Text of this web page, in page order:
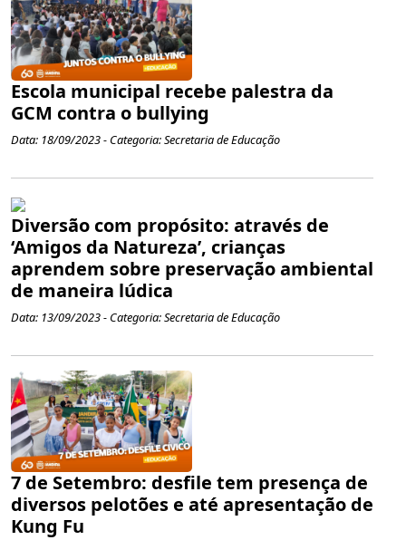
Escola municipal recebe palestra da
GCM contra o bullying
Data: 18/09/2023 - Categoria: Secretaria de Educação
Diversão com propósito: através de
‘Amigos da Natureza’, crianças
aprendem sobre preservação ambiental
de maneira lúdica
Data: 13/09/2023 - Categoria: Secretaria de Educação
7 de Setembro: desfile tem presença de
diversos pelotões e até apresentação de
Kung Fu